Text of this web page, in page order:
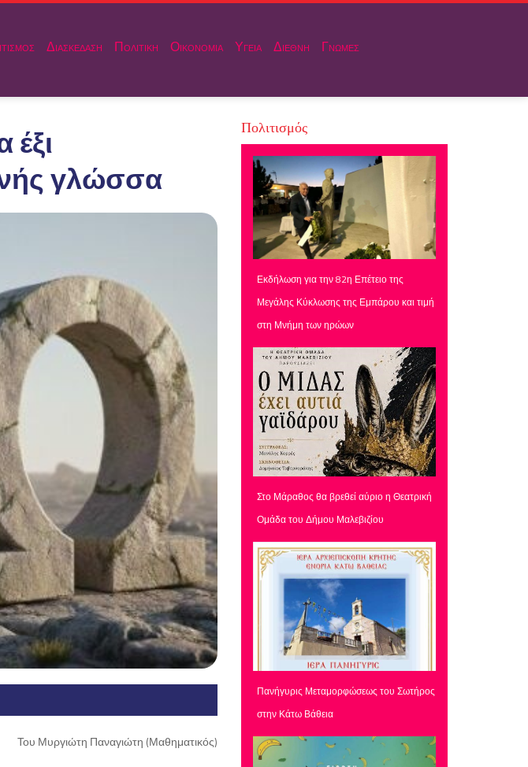
Διασκεδαση Πολιτικη Οικονομια Υγεια Διεθνη Γνωμες
γλώσσα
Του Μυργιώτη Παναγιώτη (Μαθηματικός)
Πολιτισμός
Εκδήλωση για την 82η Επέτειο της
Μεγάλης Κύκλωσης της Εμπάρου και τιμή
στη Μνήμη των ηρώων
Στο Μάραθος θα βρεθεί αύριο η Θεατρική
Ομάδα του Δήμου Μαλεβιζίου
Πανήγυρις Μεταμορφώσεως του Σωτήρος
στην Κάτω Βάθεια